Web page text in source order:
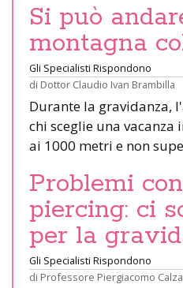
Si può
montagna
Gli Specialisti Rispondono
di Dottor Claudio Ivan Brambilla
Durante la gravidanza,
chi sceglie una
ai 1000 metri e non
Problemi
piercing: ci
per la
Gli Specialisti Rispondono
di Professore Piergiacomo